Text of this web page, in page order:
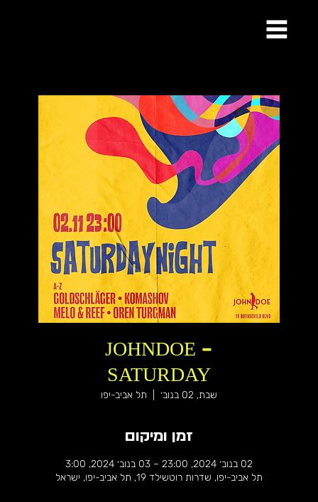
JOHNDOE -
SATURDAY
שבת, 02 בנוב׳ תל אביב-יפו
זמן ומיקום
02 בנוב׳ 2024, 23:00 – 03 בנוב׳ 2024, 3:00
תל אביב-יפו, שדרות רוטשילד 19, תל אביב-יפו, ישראל